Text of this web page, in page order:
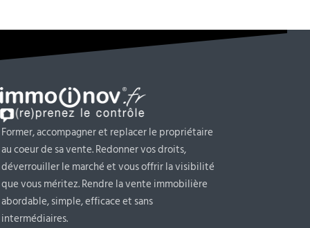
Former, accompagner et replacer le propriétaire
au coeur de sa vente. Redonner vos droits,
déverrouiller le marché et vous offrir la visibilité
que vous méritez. Rendre la vente immobilière
abordable, simple, efficace et sans
intermédiaires.